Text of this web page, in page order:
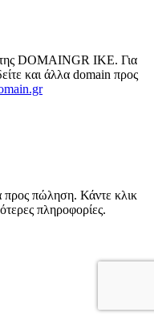
της DOMAINGR ΙΚΕ. Για
και άλλα domain προς
προς πώληση. Κάντε κλικ
πληροφορίες.